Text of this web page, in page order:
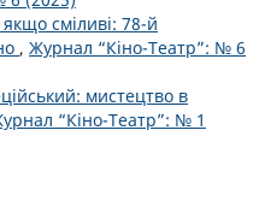
сміливі: 78-й
, Журнал “Кіно-Театр”: № 6
мистецтво в
“Кіно-Театр”: № 1